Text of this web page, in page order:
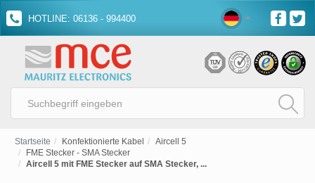
HOTLINE: 06136 - 994400
Startseite Konfektionierte Kabel
Aircell 5
FME Stecker - SMA Stecker
Aircell 5 mit FME Stecker auf SMA Stecker, ...